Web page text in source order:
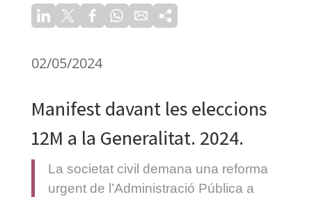
02/05/2024
Manifest davant les eleccions
12M a la Generalitat. 2024.
La societat civil demana una reforma
urgent de l’Administració Pública a